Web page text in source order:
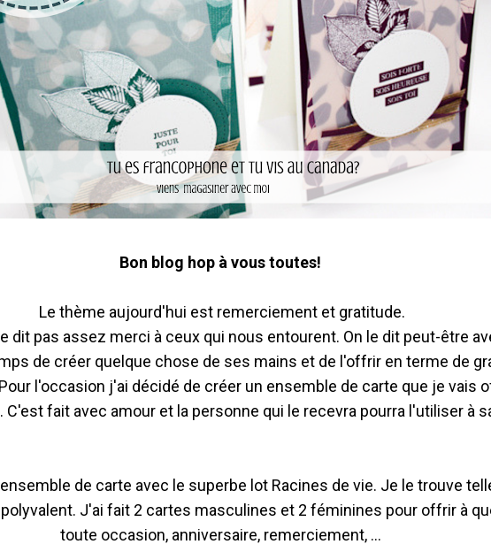
Bon blog hop à vous toutes!
Le thème aujourd'hui est remerciement et gratitude.
dit pas assez merci à ceux qui nous entourent. On le dit peut-être
de créer quelque chose de ses mains et de l'offrir en terme de
l'occasion j'ai décidé de créer un ensemble de carte que je vais
fait avec amour et la personne qui le recevra pourra l'utiliser à
de carte avec le superbe lot Racines de vie. Je le trouve
J'ai fait 2 cartes masculines et 2 féminines pour offrir à
toute occasion, anniversaire, remerciement, ...